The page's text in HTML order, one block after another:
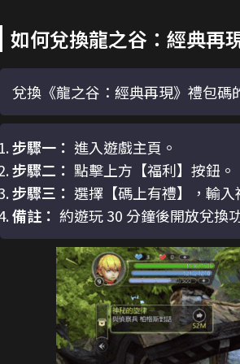
如何兌換龍之谷：經典再
兌換《龍之谷：經典再現》禮包碼
步驟一： 進入遊戲主頁。
步驟二： 點擊上方【福利】按鈕。
步驟三： 選擇【碼上有禮】，輸入
備註： 約遊玩 30 分鐘後開放兌換